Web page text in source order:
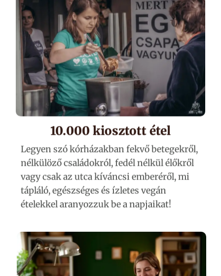
10.000 kiosztott étel
Legyen szó kórházakban fekvő betegekről,
nélkülöző családokról, fedél nélkül élőkről
vagy csak az utca kíváncsi emberéről, mi
tápláló, egészséges és ízletes vegán
ételekkel aranyozzuk be a napjaikat!